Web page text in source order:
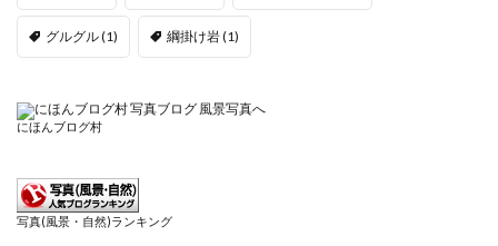
グルグル(1) 綱掛け岩(1)
にほんブログ村
写真(風景・自然)ランキング